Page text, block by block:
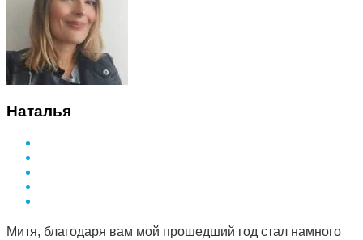
Наталья
Митя, благодаря вам мой прошедший год стал намного